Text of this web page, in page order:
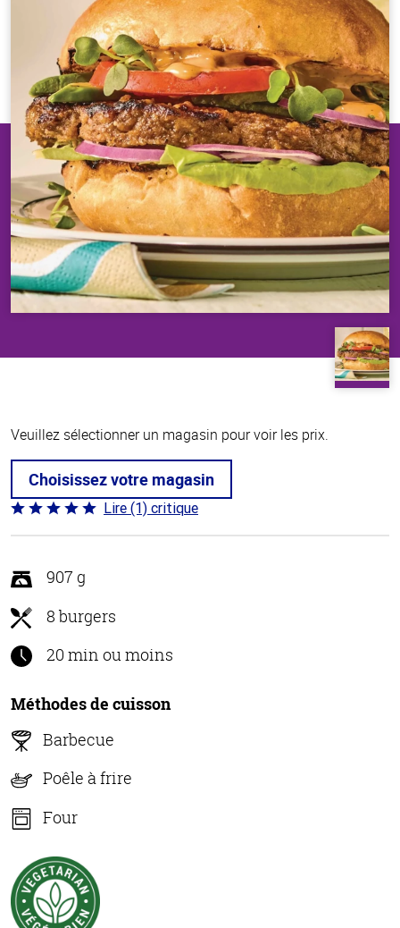
Veuillez sélectionner un magasin pour voir les prix.
Choisissez votre magasin
Coté
5 sur
Lire (1) critique
907 g
8 burgers
20 min ou moins
Méthodes de cuisson
Barbecue
Poêle à frire
Four